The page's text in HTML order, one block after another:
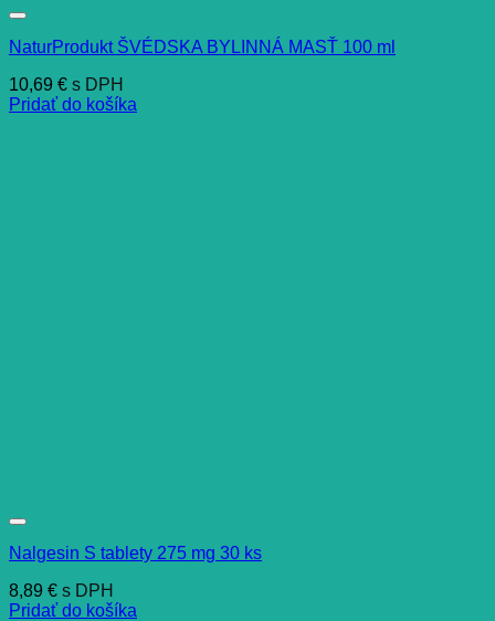
NaturProdukt ŠVÉDSKA BYLINNÁ MASŤ 100 ml
10,69 € s DPH
Pridať do košíka
Nalgesin S tablety 275 mg 30 ks
8,89 € s DPH
Pridať do košíka